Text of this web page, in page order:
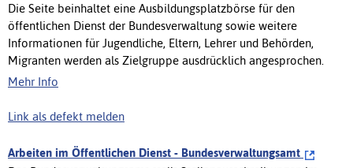
Die Seite beinhaltet eine Ausbildungsplatzbörse für den
öffentlichen Dienst der Bundesverwaltung sowie weitere
Informationen für Jugendliche, Eltern, Lehrer und Behörden,
Migranten werden als Zielgruppe ausdrücklich angesprochen.
Mehr Info
Link als defekt melden
Arbeiten im Öffentlichen Dienst - Bundesverwaltungsamt